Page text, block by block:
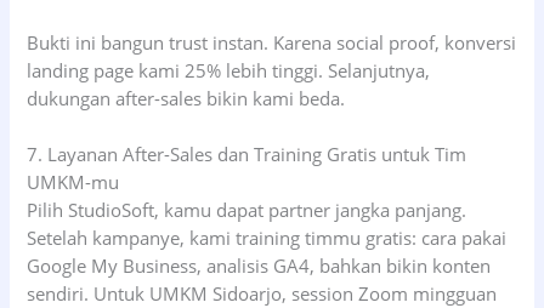
Bukti ini bangun trust instan. Karena social proof, konversi
landing page kami 25% lebih tinggi. Selanjutnya,
dukungan after-sales bikin kami beda.
7. Layanan After-Sales dan Training Gratis untuk Tim
UMKM-mu
Pilih StudioSoft, kamu dapat partner jangka panjang.
Setelah kampanye, kami training timmu gratis: cara pakai
Google My Business, analisis GA4, bahkan bikin konten
sendiri. Untuk UMKM Sidoarjo, session Zoom mingguan